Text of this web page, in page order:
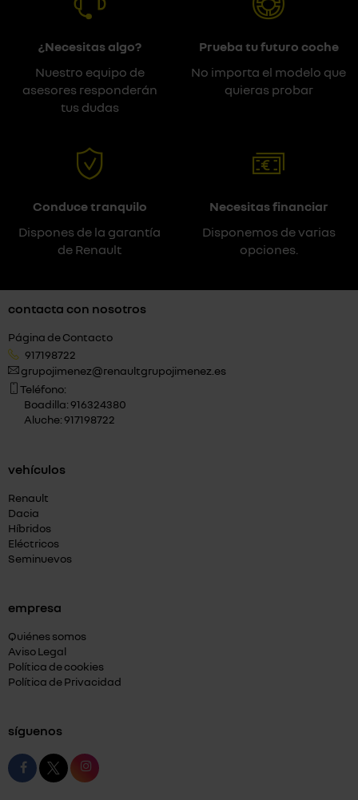
¿Necesitas algo?
Nuestro equipo de
asesores responderán
tus dudas
Prueba tu futuro coche
No importa el modelo que
quieras probar
Conduce tranquilo
Dispones de la garantía
de Renault
Necesitas financiar
Disponemos de varias
opciones.
contacta con nosotros
Página de Contacto
917198722
grupojimenez@renaultgrupojimenez.es
Teléfono:
Boadilla: 916324380
Aluche: 917198722
vehículos
Renault
Dacia
Híbridos
Eléctricos
Seminuevos
empresa
Quiénes somos
Aviso Legal
Política de cookies
Política de Privacidad
síguenos